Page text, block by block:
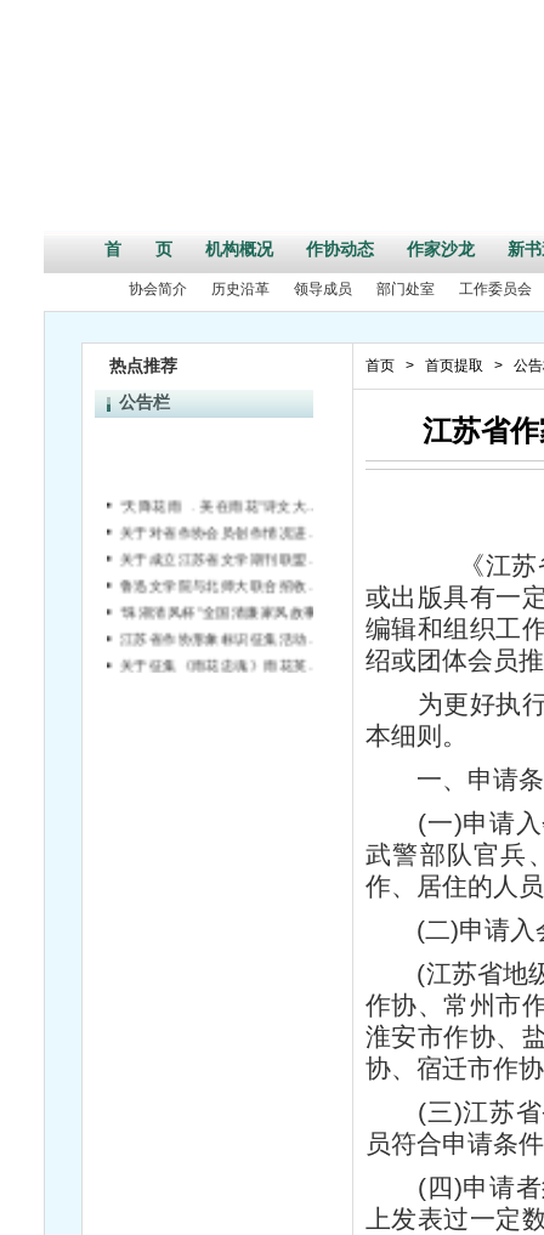
首 页 机构概况 作协动态 作家沙龙 新
协会简介 历史沿革 领导成员 部门处室 工作委员会
热点推荐
公告栏
关于对省作协会员创作情况进行统计的通知
江苏省作协形象标识征集活动结果公告
首页 > 首页提取 > 公
江苏省
《江苏省作
或出版具有一
编辑和组织工
绍或团体会员
为更好执行
本细则。
一、申请条
(一)申请入
武警部队官兵
作、居住的人
(二)申请入会
(江苏省地级
作协、常州市
淮安市作协、
协、宿迁市作
(三)江苏省
员符合申请条
(四)申请者
上发表过一定